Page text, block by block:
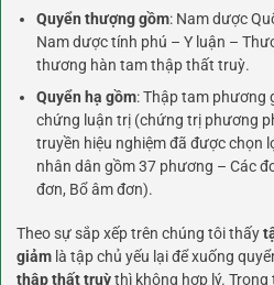
Quyển thượng gồm: Nam dược
Nam dược tính phú – Y luận –
thương hàn tam thập thất truỳ.
Quyển hạ gồm: Thập tam phương
chứng luận trị (chứng trị phương
truyền hiệu nghiệm đã được chọn
nhân dân gồm 37 phương – Các
đơn, Bổ âm đơn).
Theo sự sắp xếp trên chúng tôi thấy
giảm là tập chủ yếu lại để xuống
thập thất truỳthì không hợp lý. Trong